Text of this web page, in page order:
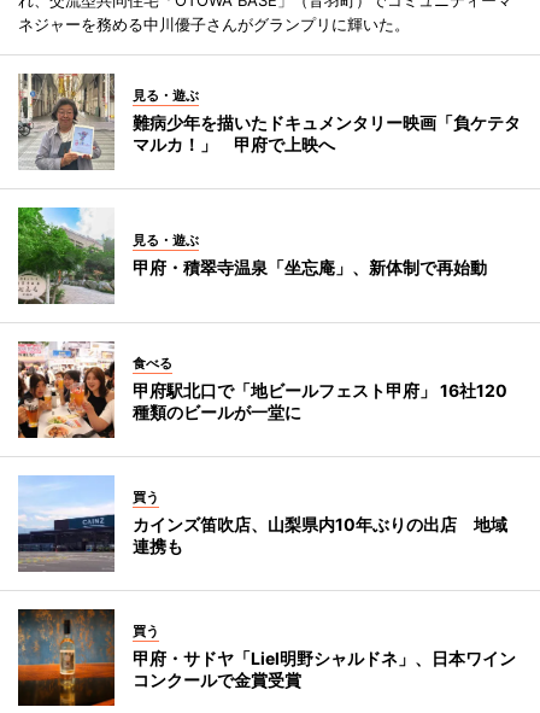
ネジャーを務める中川優子さんがグランプリに輝いた。
見る・遊ぶ
難病少年を描いたドキュメンタリー映画「負ケテタ
マルカ！」 甲府で上映へ
見る・遊ぶ
甲府・積翠寺温泉「坐忘庵」、新体制で再始動
食べる
甲府駅北口で「地ビールフェスト甲府」 16社120
種類のビールが一堂に
買う
カインズ笛吹店、山梨県内10年ぶりの出店 地域
連携も
買う
甲府・サドヤ「Liel明野シャルドネ」、日本ワイン
コンクールで金賞受賞